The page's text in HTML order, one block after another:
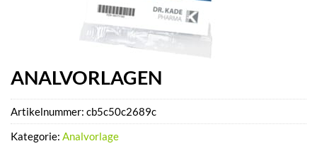
ANALVORLAGEN
Artikelnummer: cb5c50c2689c
Kategorie: Analvorlage